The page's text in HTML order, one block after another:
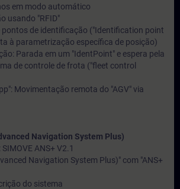
em modo automático
usando "RFID"
pontos de identificação ("Identification point
à parametrização específica de posição)
Parada em um "IdentPoint" e espera pela
de controle de frota ("fleet control
Movimentação remota do "AGV" via
Navigation System Plus)
ANS+ V2.1
Navigation System Plus)" com "ANS+
do sistema